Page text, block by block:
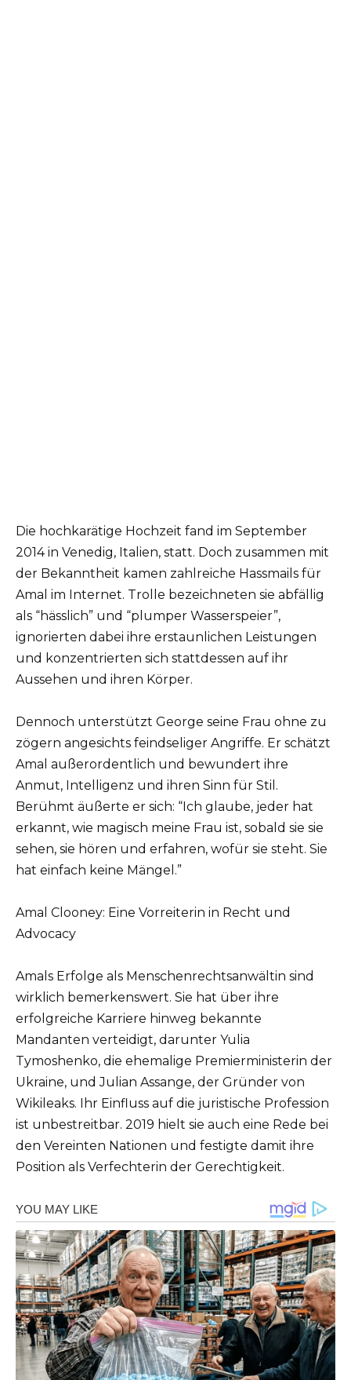
Die hochkarätige Hochzeit fand im September
2014 in Venedig, Italien, statt. Doch zusammen mit
der Bekanntheit kamen zahlreiche Hassmails für
Amal im Internet. Trolle bezeichneten sie abfällig
als “hässlich” und “plumper Wasserspeier”,
ignorierten dabei ihre erstaunlichen Leistungen
und konzentrierten sich stattdessen auf ihr
Aussehen und ihren Körper.
Dennoch unterstützt George seine Frau ohne zu
zögern angesichts feindseliger Angriffe. Er schätzt
Amal außerordentlich und bewundert ihre
Anmut, Intelligenz und ihren Sinn für Stil.
Berühmt äußerte er sich: “Ich glaube, jeder hat
erkannt, wie magisch meine Frau ist, sobald sie sie
sehen, sie hören und erfahren, wofür sie steht. Sie
hat einfach keine Mängel.”
Amal Clooney: Eine Vorreiterin in Recht und
Advocacy
Amals Erfolge als Menschenrechtsanwältin sind
wirklich bemerkenswert. Sie hat über ihre
erfolgreiche Karriere hinweg bekannte
Mandanten verteidigt, darunter Yulia
Tymoshenko, die ehemalige Premierministerin der
Ukraine, und Julian Assange, der Gründer von
Wikileaks. Ihr Einfluss auf die juristische Profession
ist unbestreitbar. 2019 hielt sie auch eine Rede bei
den Vereinten Nationen und festigte damit ihre
Position als Verfechterin der Gerechtigkeit.